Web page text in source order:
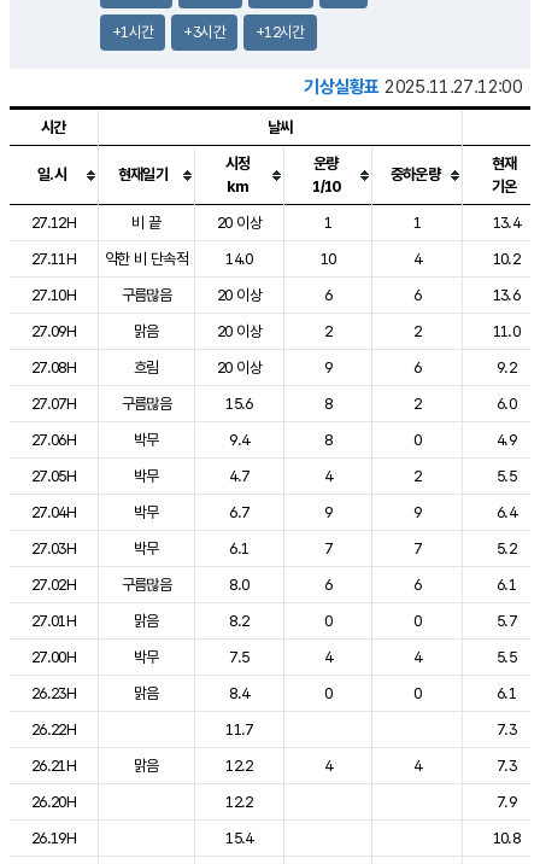
+1시간 +3시간 +12시간
기상실황표 2025.11.27.12:00
도시별 기상실황표로 지점, 날씨, 기온, 강수, 바람, 기압등을 안내한 표입
시간 날씨
일.시 현재일기
시정
km
운량
1/10
중하운량
현재
기온
27.12H
비 끝 20 이상 1 1
13.4
27.11H
약한 비 단속적 14.0 10 4
10.2
27.10H
구름많음 20 이상 6 6
13.6
27.09H
맑음 20 이상 2 2
11.0
27.08H
흐림 20 이상 9 6
9.2
27.07H
구름많음 15.6 8 2
6.0
27.06H
박무 9.4 8 0
4.9
27.05H
박무 4.7 4 2
5.5
27.04H
박무 6.7 9 9
6.4
27.03H
박무 6.1 7 7
5.2
27.02H
구름많음 8.0 6 6
6.1
27.01H
맑음 8.2 0 0
5.7
27.00H
박무 7.5 4 4
5.5
26.23H
맑음 8.4 0 0
6.1
26.22H
11.7
7.3
26.21H
맑음 12.2 4 4
7.3
26.20H
12.2
7.9
26.19H
15.4
10.8